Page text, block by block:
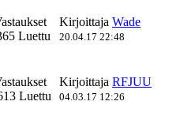
Luettu
Kirjoittaja Wade
20.04.17 22:48
Luettu
Kirjoittaja RFJUU
04.03.17 12:26